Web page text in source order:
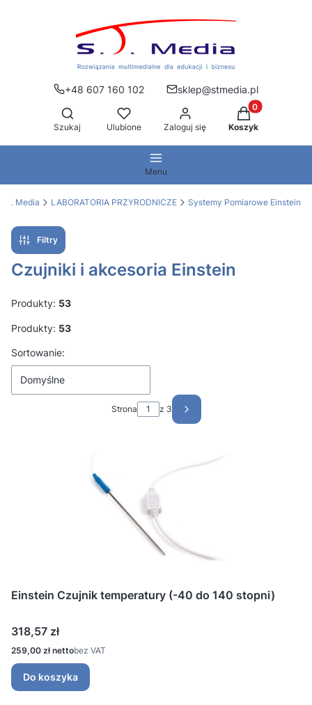
+48 607 160 102
sklep@stmedia.pl
Otwórz wyszukiwarkę
Szukaj Ulubione Zaloguj się
Produkty w
Koszyk
Menu
Media LABORATORIA PRZYRODNICZE Systemy Pomiarowe Einstein
Filtry
Czujniki i akcesoria Einstein
Produkty: 53
Produkty: 53
Lista produktów
Sortowanie:
Domyślne
Strona z 3 Następne produkty
Einstein Czujnik temperatury (-40 do 140 stopni)
Cena
318,57 zł
Cena
259,00 zł bez VAT
Do koszyka